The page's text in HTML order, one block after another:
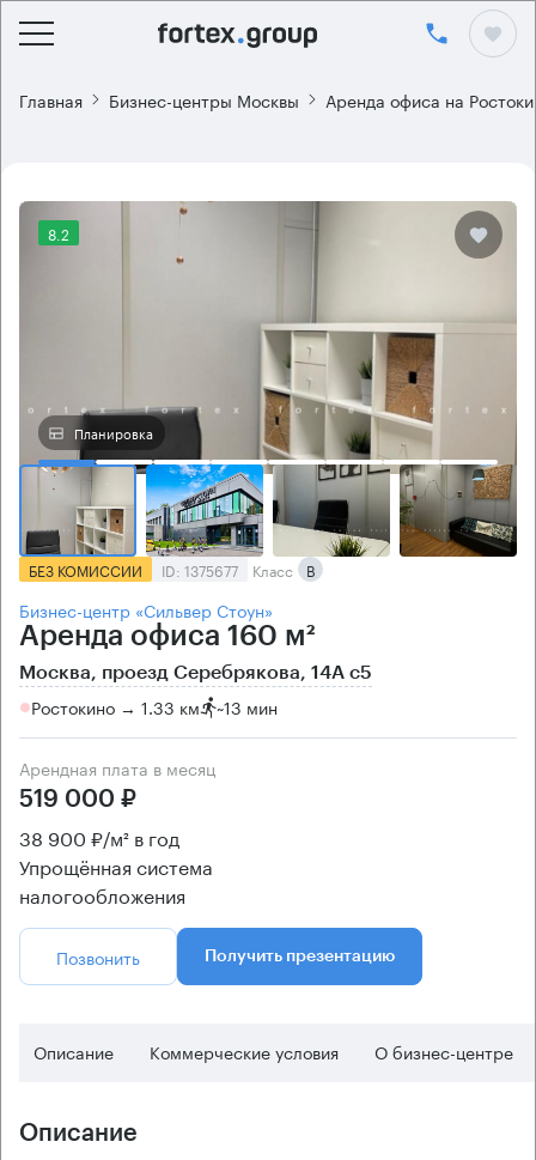
Главная Бизнес-центры Москвы Аренда офиса на
8.2
Планировка
БЕЗ КОМИССИИ ID: 1375677 Класс B
Бизнес-центр «Сильвер Стоун»
Аренда офиса 160 м²
Москва, проезд Серебрякова, 14А с5
Ростокино → 1.33 км ~13 мин
Арендная плата в месяц
519 000 ₽
38 900 ₽/м² в год
Упрощённая система
налогообложения
Позвонить Получить презентацию
Описание Коммерческие условия О бизнес-центре
Описание